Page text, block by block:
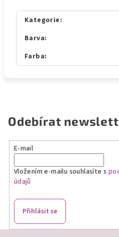
Kategorie:
Barva:
Farba:
Odebírat
E-mail
Vložením e-mailu souhlasíte s
údajů
Přihlásit se